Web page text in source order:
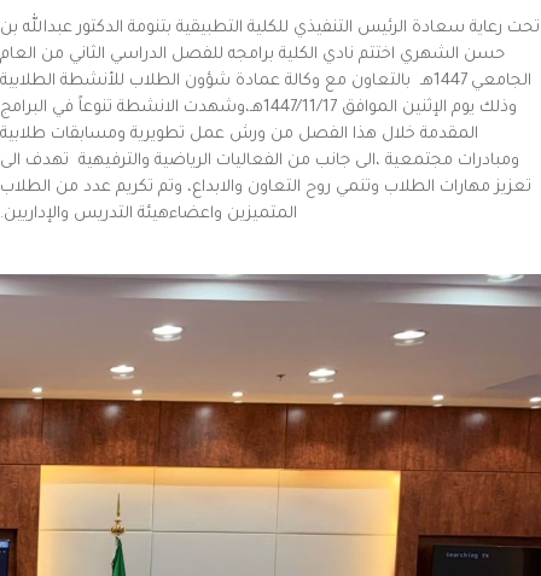
تحت رعاية سعادة الرئيس التنفيذي للكلية التطبيقية بتنومة الدكتور عبدالله بن
حسن الشهري اختتم نادي الكلية برامجه للفصل الدراسي الثاني من العام
الجامعي 1447هـ بالتعاون مع وكالة عمادة شؤون الطلاب للأنشطة الطلابية
وذلك يوم الإثنين الموافق 1447/11/17هـ،وشهدت الانشطة تنوعاً في البرامج
المقدمة خلال هذا الفصل من ورش عمل تطويرية ومسابقات طلابية
ومبادرات مجتمعية ،الى جانب من الفعاليات الرياضية والترفيهية تهدف الى
تعزيز مهارات الطلاب وتنمي روح التعاون والابداع، وتم تكريم عدد من الطلاب
المتميزين واعضاءهيئة التدريس والإداريين.